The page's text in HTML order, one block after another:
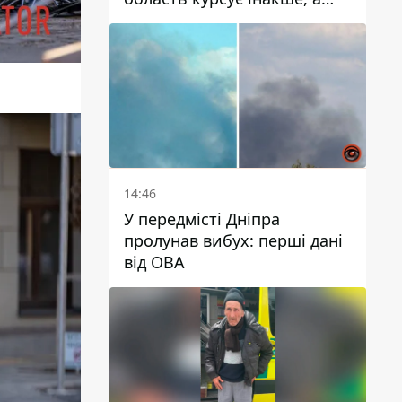
частину шляху замінили
автобусами та
електричками
14:46
У передмісті Дніпра
пролунав вибух: перші дані
від ОВА